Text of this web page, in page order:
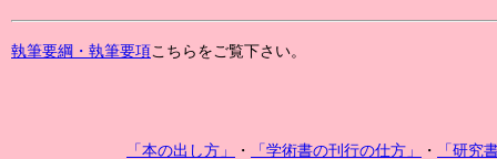
執筆要綱・執筆要項こちらをご覧下さい。
「本の出し方」 ・ 「学術書の刊行の仕方」 ・ 「研究